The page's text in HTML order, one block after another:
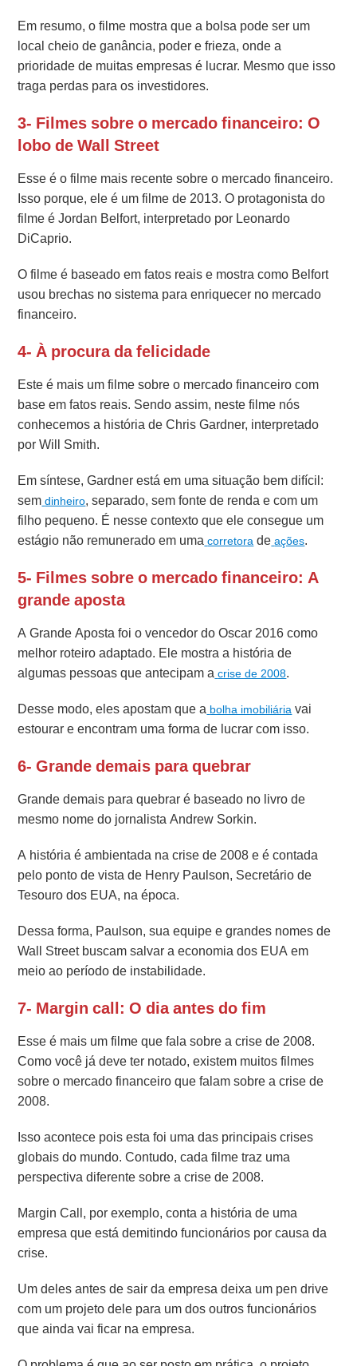
Em resumo, o filme mostra que a bolsa pode ser um
local cheio de ganância, poder e frieza, onde a
prioridade de muitas empresas é lucrar. Mesmo que isso
traga perdas para os investidores.
3- Filmes sobre o mercado financeiro: O
lobo de Wall Street
Esse é o filme mais recente sobre o mercado financeiro.
Isso porque, ele é um filme de 2013. O protagonista do
filme é Jordan Belfort, interpretado por Leonardo
DiCaprio.
O filme é baseado em fatos reais e mostra como Belfort
usou brechas no sistema para enriquecer no mercado
financeiro.
4- À procura da felicidade
Este é mais um filme sobre o mercado financeiro com
base em fatos reais. Sendo assim, neste filme nós
conhecemos a história de Chris Gardner, interpretado
por Will Smith.
Em síntese, Gardner está em uma situação bem difícil:
sem dinheiro, separado, sem fonte de renda e com um
filho pequeno. É nesse contexto que ele consegue um
estágio não remunerado em uma corretora de ações.
5- Filmes sobre o mercado financeiro: A
grande aposta
A Grande Aposta foi o vencedor do Oscar 2016 como
melhor roteiro adaptado. Ele mostra a história de
algumas pessoas que antecipam a crise de 2008.
Desse modo, eles apostam que a bolha imobiliária vai
estourar e encontram uma forma de lucrar com isso.
6- Grande demais para quebrar
Grande demais para quebrar é baseado no livro de
mesmo nome do jornalista Andrew Sorkin.
A história é ambientada na crise de 2008 e é contada
pelo ponto de vista de Henry Paulson, Secretário de
Tesouro dos EUA, na época.
Dessa forma, Paulson, sua equipe e grandes nomes de
Wall Street buscam salvar a economia dos EUA em
meio ao período de instabilidade.
7- Margin call: O dia antes do fim
Esse é mais um filme que fala sobre a crise de 2008.
Como você já deve ter notado, existem muitos filmes
sobre o mercado financeiro que falam sobre a crise de
2008.
Isso acontece pois esta foi uma das principais crises
globais do mundo. Contudo, cada filme traz uma
perspectiva diferente sobre a crise de 2008.
Margin Call, por exemplo, conta a história de uma
empresa que está demitindo funcionários por causa da
crise.
Um deles antes de sair da empresa deixa um pen drive
com um projeto dele para um dos outros funcionários
que ainda vai ficar na empresa.